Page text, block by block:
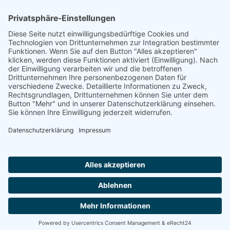
Footer
Cookie-Einstellungen Datenschutz
Impressum
intern
by